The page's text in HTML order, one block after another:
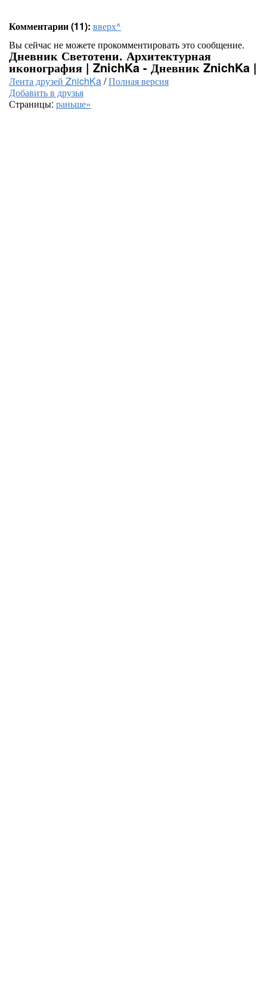
Комментарии (11): вверх^
Вы сейчас не можете прокомментировать это сообщение.
Дневник Светотени. Архитектурная
иконография | ZnichKa - Дневник ZnichKa |
Лента друзей ZnichKa/Полная версия
Добавить в друзья
Страницы: раньше»